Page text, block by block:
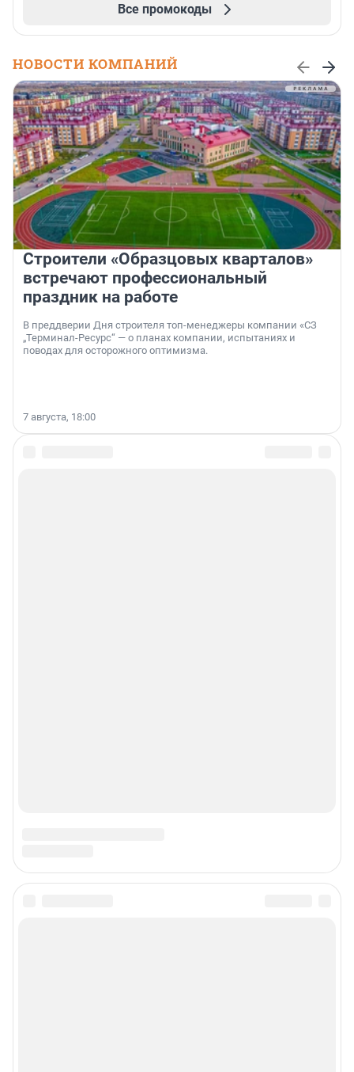
Все промокоды
НОВОСТИ КОМПАНИЙ
Строители «Образцовых кварталов»
встречают профессиональный
праздник на работе
В преддверии Дня строителя топ-менеджеры компании «СЗ
„Терминал-Ресурс“ — о планах компании, испытаниях и
поводах для осторожного оптимизма.
7 августа, 18:00